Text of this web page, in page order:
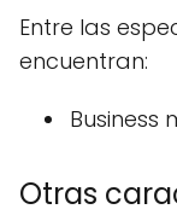
Entre las
encuentran:
Otras